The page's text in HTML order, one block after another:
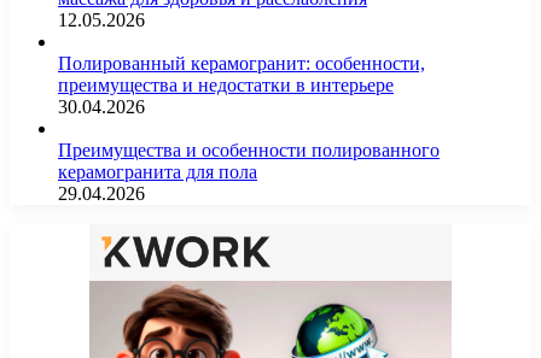
12.05.2026
Полированный керамогранит: особенности,
преимущества и недостатки в интерьере
30.04.2026
Преимущества и особенности полированного
керамогранита для пола
29.04.2026